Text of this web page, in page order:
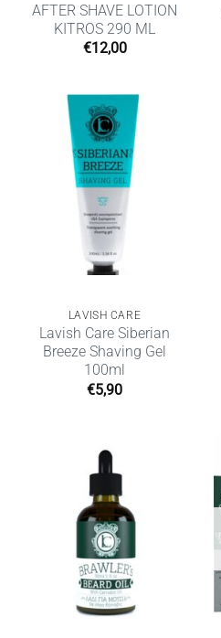
AFTER SHAVE LOTION
KITROS 290 ML
€12,00
LAVISH CARE
Lavish Care Siberian
Breeze Shaving Gel
100ml
€5,90